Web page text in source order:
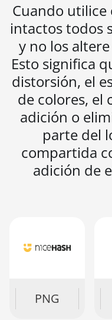
Cuando
intactos todos
y no los
Esto significa
distorsión, el
de colores, el
adición o
parte del
compartida
adición de
PNG